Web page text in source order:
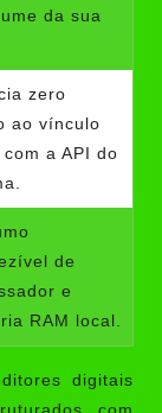
da sua
zero
ao vínculo
a API do
de
e
RAM local.
digitais